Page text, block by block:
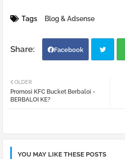
Tags Blog & Adsense
Facebook
OLDER
Promosi KFC Bucket Berbaloi -
BERBALOI KE?
YOU MAY LIKE THESE POSTS